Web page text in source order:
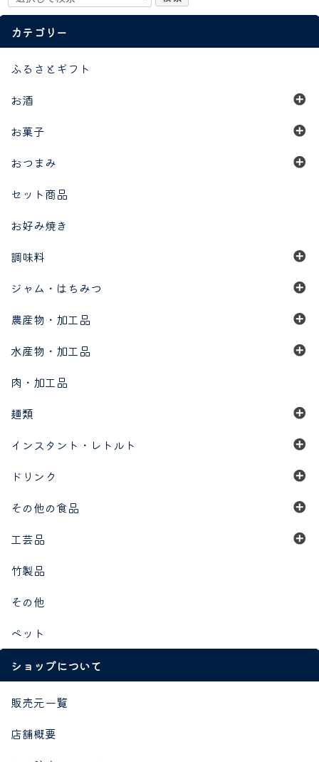
カテゴリー
ふるさとギフト
お酒
お菓子
おつまみ
セット商品
お好み焼き
調味料
ジャム・はちみつ
農産物・加工品
水産物・加工品
肉・加工品
麺類
インスタント・レトルト
ドリンク
その他の食品
工芸品
竹製品
その他
ペット
ショップについて
販売元一覧
店舗概要